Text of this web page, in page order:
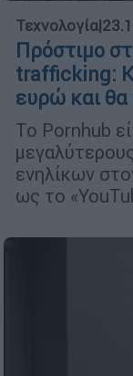
Τεχνολογία|
Πρόστιμο
trafficking:
ευρώ και
Το Pornhub
ενηλίκων
ως το